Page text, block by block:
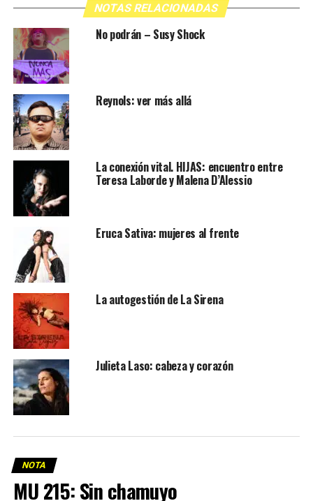
NOTAS RELACIONADAS
No podrán – Susy Shock
Reynols: ver más allá
La conexión vital. HIJAS: encuentro entre
Teresa Laborde y Malena D’Alessio
Eruca Sativa: mujeres al frente
La autogestión de La Sirena
Julieta Laso: cabeza y corazón
NOTA
MU 215: Sin chamuyo